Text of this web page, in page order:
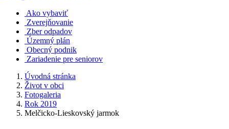
Ako vybaviť
Zverejňovanie
Zber odpadov
Územný plán
Obecný podnik
Zariadenie pre seniorov
Úvodná stránka
Život v obci
Fotogaleria
Rok 2019
Melčicko-Lieskovský jarmok